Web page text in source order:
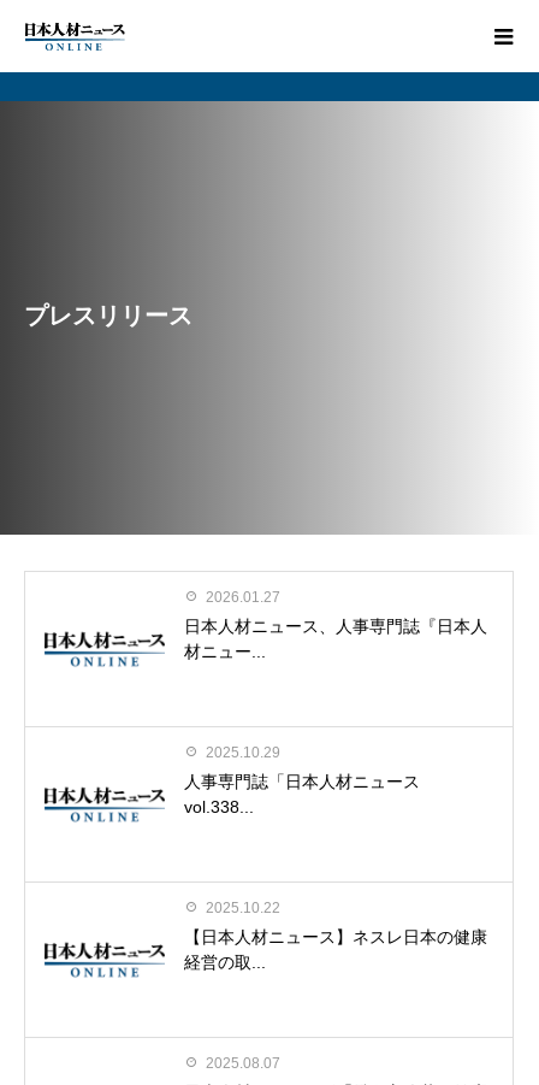
プレスリリース
2026.01.27
日本人材ニュース、人事専門誌『日本人
材ニュー...
2025.10.29
人事専門誌「日本人材ニュース
vol.338...
2025.10.22
【日本人材ニュース】ネスレ日本の健康
経営の取...
2025.08.07